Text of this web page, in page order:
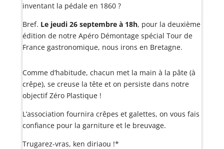
inventant la pédale en 1860 ?
Bref. Le jeudi 26 septembre à 18h, pour la deuxième
édition de notre Apéro Démontage spécial Tour de
France gastronomique, nous irons en Bretagne.
Comme d’habitude, chacun met la main à la pâte (à
crêpe), se creuse la tête et on persiste dans notre
objectif Zéro Plastique !
L’association fournira crêpes et galettes, on vous fais
confiance pour la garniture et le breuvage.
Trugarez-vras, ken diriaou !*